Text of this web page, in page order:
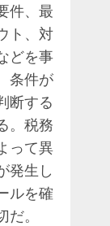
件、最
ト、対
どを事
条件が
断する
。税務
って異
発生し
ルを確
。